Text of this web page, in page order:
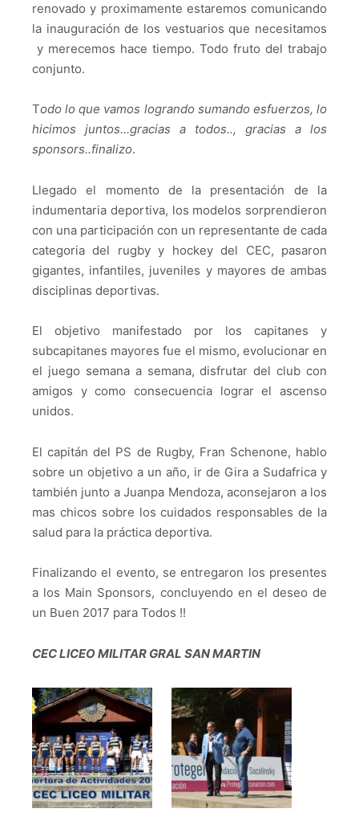
renovado y proximamente estaremos comunicando
la inauguración de los vestuarios que necesitamos
y merecemos hace tiempo. Todo fruto del trabajo
conjunto.
Todo lo que vamos logrando sumando esfuerzos, lo
hicimos juntos…gracias a todos.., gracias a los
sponsors..finalizo.
Llegado el momento de la presentación de la
indumentaria deportiva, los modelos sorprendieron
con una participación con un representante de cada
categoria del rugby y hockey del CEC, pasaron
gigantes, infantiles, juveniles y mayores de ambas
disciplinas deportivas.
El objetivo manifestado por los capitanes y
subcapitanes mayores fue el mismo, evolucionar en
el juego semana a semana, disfrutar del club con
amigos y como consecuencia lograr el ascenso
unidos.
El capitán del PS de Rugby, Fran Schenone, hablo
sobre un objetivo a un año, ir de Gira a Sudafrica y
también junto a Juanpa Mendoza, aconsejaron a los
mas chicos sobre los cuidados responsables de la
salud para la práctica deportiva.
Finalizando el evento, se entregaron los presentes
a los Main Sponsors, concluyendo en el deseo de
un Buen 2017 para Todos !!
CEC LICEO MILITAR GRAL SAN MARTIN